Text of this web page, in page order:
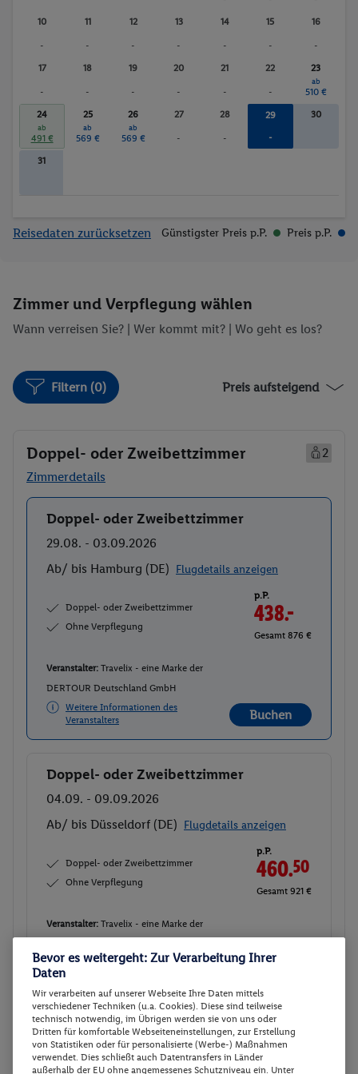
10
-
11
-
12
-
13
-
14
-
15
-
16
-
17
-
18
-
19
-
20
-
21
-
22
-
23
ab
510 €
24
ab
491 €
25
ab
569 €
26
ab
569 €
27
-
28
-
29
-
30
31
Reisedaten zurücksetzen Günstigster Preis p.P. Preis p.P.
Zimmer und Verpflegung wählen
Wann verreisen Sie? | Wer kommt mit? | Wo geht es los?
Filtern (0) Preis aufsteigend
Doppel- oder Zweibettzimmer
2
Zimmerdetails
Buchen
Doppel- oder Zweibettzimmer
29.08. - 03.09.2026
Ab/ bis Hamburg (DE) Flugdetails anzeigen
Doppel- oder Zweibettzimmer
Ohne Verpflegung
p.P.
438.-
Gesamt 876 €
Veranstalter: Travelix - eine Marke der
DERTOUR Deutschland GmbH
Weitere Informationen des
Veranstalters
Buchen
Buchen
Doppel- oder Zweibettzimmer
04.09. - 09.09.2026
Ab/ bis Düsseldorf (DE) Flugdetails anzeigen
Doppel- oder Zweibettzimmer
Ohne Verpflegung
p.P.
460.50
Gesamt 921 €
Veranstalter: Travelix - eine Marke der
Weitere Informationen des
Buchen
Doppel- oder Zweibettzimmer
25.08. - 01.09.2026
Bevor es weitergeht: Zur Verarbeitung Ihrer
Daten
Wir verarbeiten auf unserer Webseite Ihre Daten mittels
verschiedener Techniken (u.a. Cookies). Diese sind teilweise
technisch notwendig, im Übrigen werden sie von uns oder
Dritten für komfortable Webseiteneinstellungen, zur Erstellung
von Statistiken oder für personalisierte (Werbe-) Maßnahmen
verwendet. Dies schließt auch Datentransfers in Länder
außerhalb der EU ohne angemessenes Schutzniveau ein. Unter